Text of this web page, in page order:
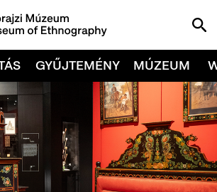
GYŰJTEMÉNY MÚZEUM